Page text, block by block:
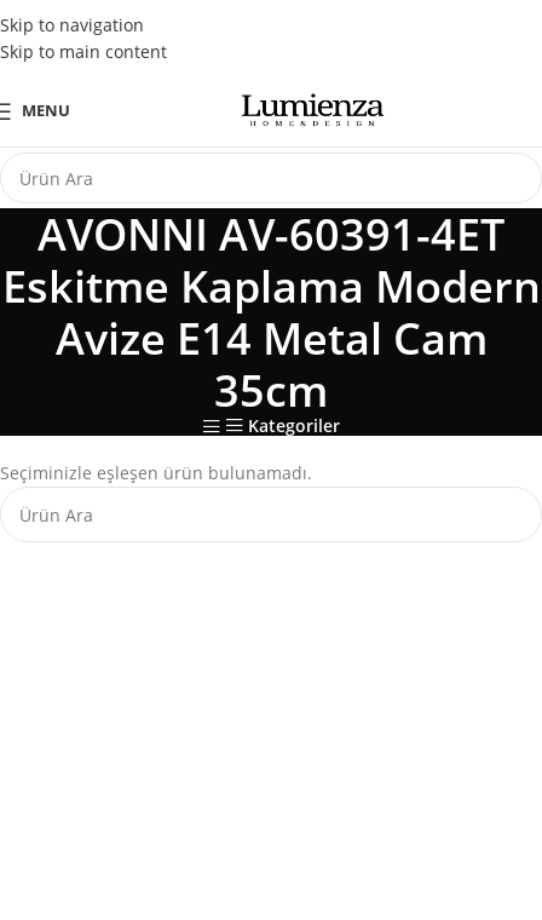
Skip to navigation
Skip to main content
Tüm Kredi Kartlarına Peşin Fiyatına 3 Taksit Fırsatı
MENU
AVONNI AV-60391-4ET
Eskitme Kaplama Modern
Avize E14 Metal Cam
35cm
Kategoriler
Seçiminizle eşleşen ürün bulunamadı.